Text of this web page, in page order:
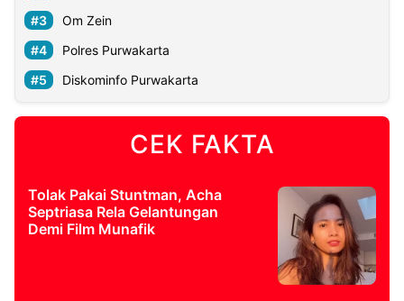
Om Zein
Polres Purwakarta
Diskominfo Purwakarta
CEK FAKTA
Tolak Pakai Stuntman, Acha
Septriasa Rela Gelantungan
Demi Film Munafik